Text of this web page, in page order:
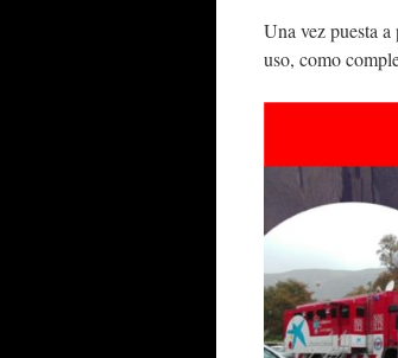
Una vez puesta
uso, como